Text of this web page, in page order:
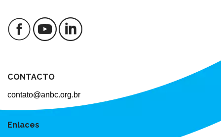
CONTACTO
contato@anbc.org.br
Enlaces